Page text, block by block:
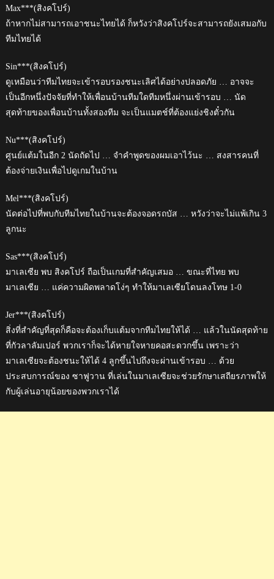
Max***(สิงคโปร์)
ถ้าหากไม่สามารถเอาชนะไทยได้ ก็หวังว่าสิงคโปร์จะสามารถยังเสมอกับ
ทีมไทยได้
Sin***(สิงคโปร์)
ดูเหมือนว่าทีมไทยจะเข้ารอบรองชนะเลิศได้อย่างปลอดภัย … อาจจะ
เป็นอีกหนึ่งปัจจัยที่ทำให้เพื่อนบ้านทีมใดทีมหนึ่งผ่านเข้ารอบ … นัด
สุดท้ายของเพื่อนบ้านทั้งสองทีม จะเป็นแมตช์ที่ต้องแย่งชิงตั๋วกัน
Nu***(สิงคโปร์)
ศูนย์แต้มในอีก 2 นัดถัดไป … จำคำพูดของผมเอาไว้นะ … สงสารคนที่
ต้องจ่ายเงินเพื่อไปดูเกมในบ้าน
Mel***(สิงคโปร์)
นัดต่อไปที่พบกับทีมไทยในบ้านจะต้องจอดรถบัส … หวังว่าจะไม่แพ้เกิน 3
ลูกนะ
Sas***(สิงคโปร์)
มาเลเซีย พบ สิงคโปร์ ถือเป็นเกมที่สำคัญเสมอ … ขณะที่ไทย พบ
มาเลเซีย … แค่ความผิดพลาดโง่ๆ ทำให้มาเลเซียโดนลงโทษ 1-0
Jer***(สิงคโปร์)
สิ่งที่สำคัญที่สุดก็คือจะต้องเก็บแต้มจากทีมไทยให้ได้ … แล้วในนัดสุดท้าย
ที่กัวลาลัมเปอร์ พวกเราก็จะได้หายใจหายคอสะดวกขึ้น เพราะว่า
มาเลเซียจะต้องชนะให้ได้ 4 ลูกขึ้นไปถึงจะผ่านเข้ารอบ … ด้วย
ประสบการณ์ของ ซาฟูวาน ที่เล่นในมาเลเซียจะช่วยรักษาเสถียรภาพให้
กับผู้เล่นอายุน้อยของพวกเราได้